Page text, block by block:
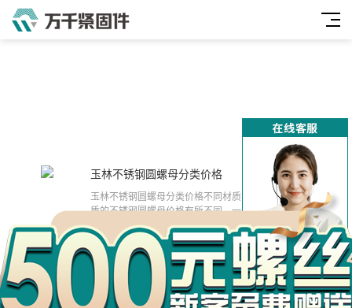
玉林不锈钢圆螺母分类价格 2024-10-28
玉林不锈钢圆螺母分类价格不同材质不同价格不同材
质的不锈钢圆螺母价格有所不同。一般来说，304不
锈钢圆螺母价格较为低廉，而316不锈
ISO 1479-2013 凹脑六角头自攻螺钉C型 2024-06-28
ISO 1479-2013 凹脑六角头自攻螺钉C型(螺丝钉价
格及产品介绍图片)的问题，以下是万千紧固件小编
对此问题的归纳整理，来看看吧。螺丝
工
品